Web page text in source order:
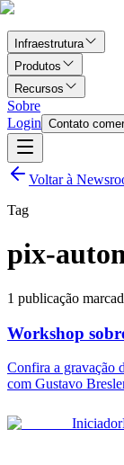
Infraestrutura
Produtos
Recursos
Sobre
Login Contato
Voltar à
Tag
pix-
1 publicação
Workshop
Confira a gravação
com Gustavo
Iniciador